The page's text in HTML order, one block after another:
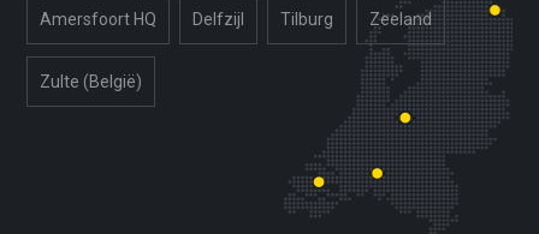
Amersfoort HQ Delfzijl Tilburg Zeeland
Zulte (België)